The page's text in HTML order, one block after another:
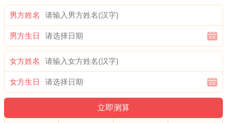
男方姓名
男方生日
女方姓名
女方生日